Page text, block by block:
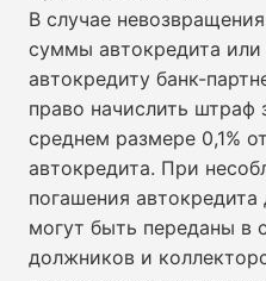
В случае
суммы автокредита
автокредиту банк-
право начислить штраф
среднем размере 0,1%
автокредита. При
погашения
могут быть переданы в
должников и